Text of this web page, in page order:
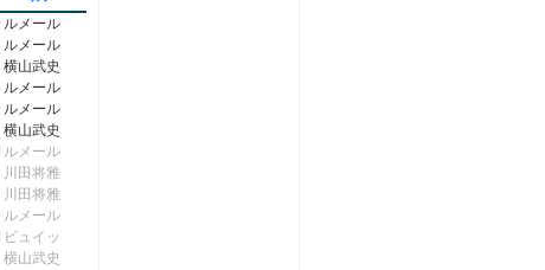
ルメール
ルメール
横山武史
ルメール
ルメール
横山武史
ルメール
川田将雅
川田将雅
ルメール
ビュイッ
横山武史